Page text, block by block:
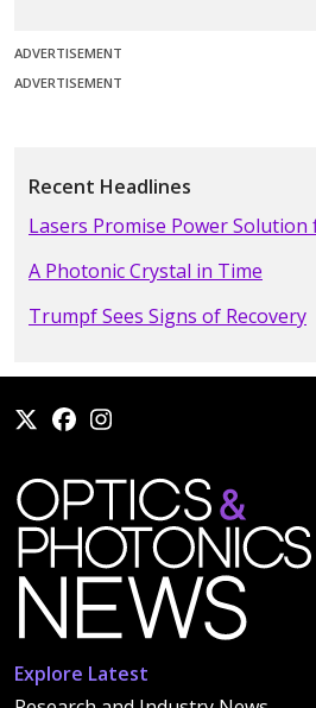
ADVERTISEMENT
ADVERTISEMENT
Recent Headlines
Lasers Promise Power
A Photonic Crystal in Time
Trumpf Sees Signs of Recovery
Explore Latest